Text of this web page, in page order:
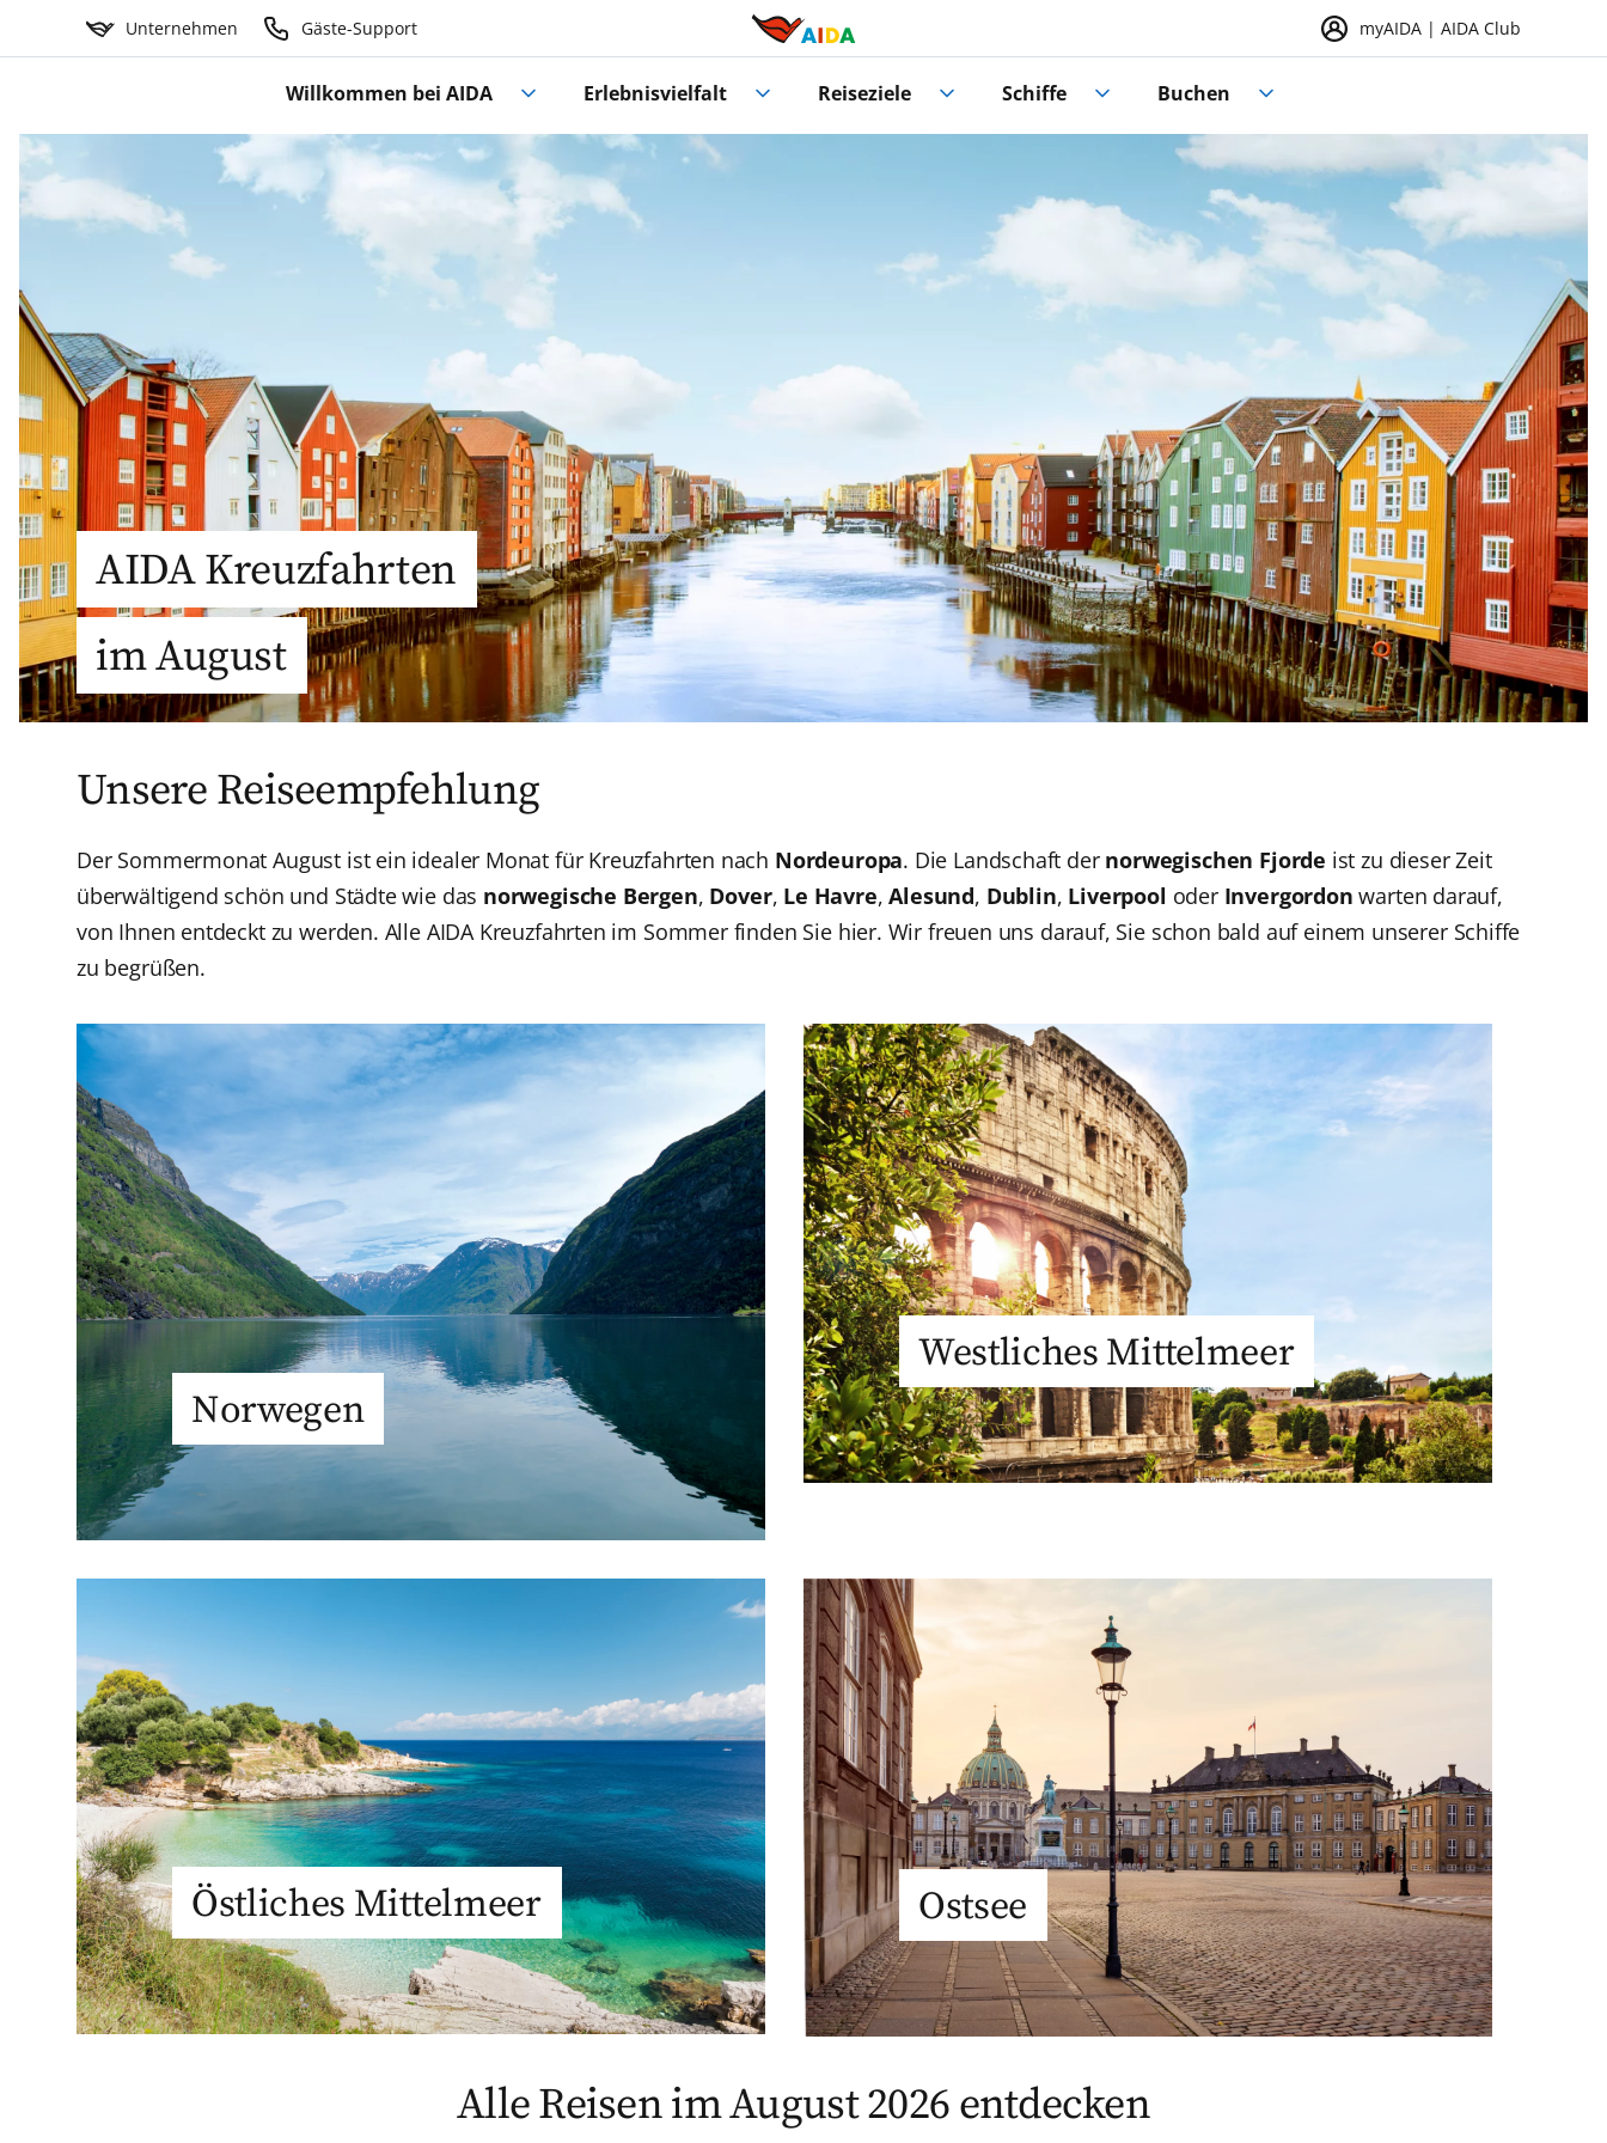
Unternehmen Gäste-Support myAIDA | AIDA Club
Willkommen bei AIDA Erlebnisvielfalt Reiseziele Schiffe Buchen
AIDA Kreuzfahrten
im August
Unsere Reiseempfehlung
Der Sommermonat August ist ein idealer Monat für Kreuzfahrten nach Nordeuropa. Die Landschaft der norwegischen Fjorde ist zu dieser Zeit
überwältigend schön und Städte wie das norwegische Bergen, Dover, Le Havre,Alesund, Dublin, Liverpool oder Invergordon warten darauf,
von Ihnen entdeckt zu werden. Alle AIDA Kreuzfahrten im Sommer finden Sie hier. Wir freuen uns darauf, Sie schon bald auf einem unserer Schiffe
zu begrüßen.
Norwegen
Westliches Mittelmeer
Östliches Mittelmeer Ostsee
Alle Reisen im August 2026 entdecken